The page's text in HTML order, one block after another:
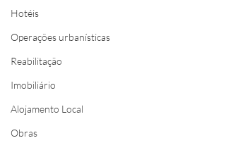
Hotéis
Operações urbanísticas
Reabilitação
Imobiliário
Alojamento Local
Obras